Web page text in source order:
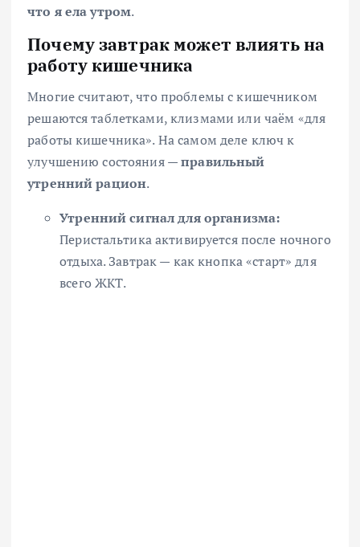
что я ела утром.
Почему завтрак может влиять на
работу кишечника
Многие считают, что проблемы с кишечником
решаются таблетками, клизмами или чаём «для
работы кишечника». На самом деле ключ к
улучшению состояния —правильный
утренний рацион.
Утренний сигнал для организма:
Перистальтика активируется после ночного
отдыха. Завтрак — как кнопка «старт» для
всего ЖКТ.